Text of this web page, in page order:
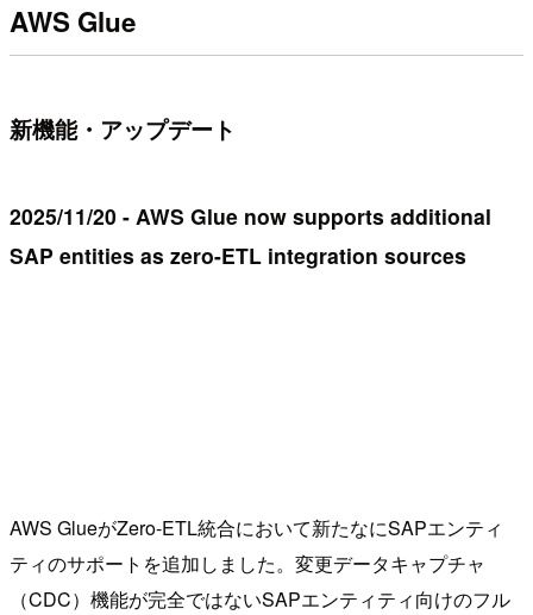
AWS Glue
新機能・アップデート
2025/11/20 - AWS Glue now supports additional
SAP entities as zero-ETL integration sources
AWS GlueがZero-ETL統合において新たなにSAPエンティ
ティのサポートを追加しました。変更データキャプチャ
（CDC）機能が完全ではないSAPエンティティ向けのフル